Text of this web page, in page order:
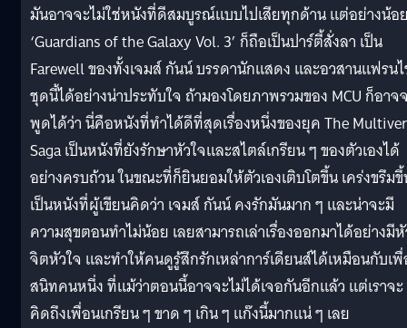
มันอาจจะไม่ใช่หนังที่ดีสมบูรณ์แบบไปเสียทุกด้าน แต่อย่างน้อ
‘Guardians of the Galaxy Vol. 3’ ก็ถือเป็นปาร์ตี้สั่งลา เป็น
Farewell ของทั้งเจมส์ กันน์ บรรดานักแสดง และอวสานแฟรน
ชุดนี้ได้อย่างน่าประทับใจ ถ้ามองโดยภาพรวมของ MCU ก็อาจ
พูดได้ว่า นี่คือหนังที่ทำได้ดีที่สุดเรื่องหนึ่งของยุค The
Saga เป็นหนังที่ยังรักษาหัวใจและสไตล์เกรียน ๆ ของตัวเองได้
อย่างครบถ้วน ในขณะที่ก็ยินยอมให้ตัวเองเติบโตขึ้น เคร่งขรึม
เป็นหนังที่ผู้เขียนคิดว่า เจมส์ กันน์ คงรักมันมาก ๆ และน่าจะมี
ความสุขตอนทำไม่น้อย เลยสามารถเล่าเรื่องออกมาได้อย่างมี
จิตหัวใจ และทำให้คนดูรู้สึกรักเหล่าการ์เดียนส์ได้เหมือนกับเ
สนิทคนหนึ่ง ที่แม้ว่าตอนนี้อาจจะไม่ได้เจอกันอีกแล้ว แต่เราจะ
คิดถึงเพื่อนเกรียน ๆ ขาด ๆ เกิน ๆ แก๊งนี้มากแน่ ๆ เลย